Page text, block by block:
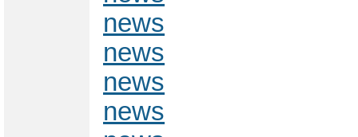
news
news
news
news